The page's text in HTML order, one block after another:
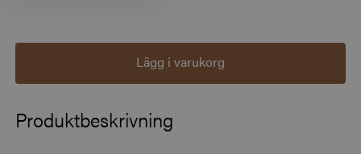
Lägg i varukorg
Produktbeskrivning